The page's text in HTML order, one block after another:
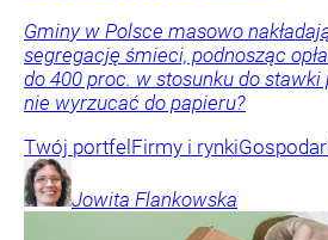
Gminy w Polsce masowo
segregację śmieci, podnosząc
do 400 proc. w stosunku do
nie wyrzucać do papieru?
Twój portfelFirmy i rynki
Jowita Flankowska